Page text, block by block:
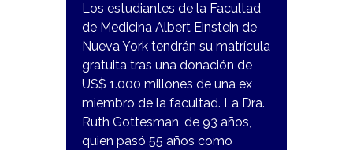
Los estudiantes de la Facultad
de Medicina Albert Einstein de
Nueva York tendrán su matrícula
gratuita tras una donación de
US$ 1.000 millones de una ex
miembro de la facultad. La Dra.
Ruth Gottesman, de 93 años,
quien pasó 55 años como